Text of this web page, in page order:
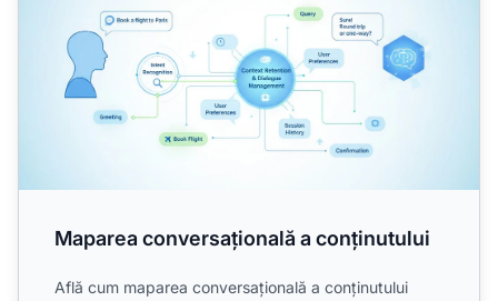
Maparea conversațională a conținutului
Află cum maparea conversațională a conținutului